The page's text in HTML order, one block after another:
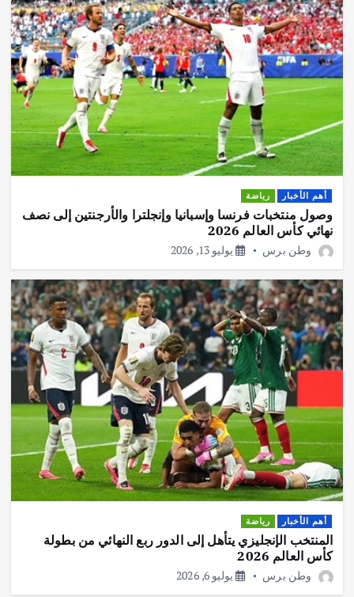
أهم الأخبار رياضة
وصول منتخبات فرنسا وإسبانيا وإنجلترا والأرجنتين إلى نصف
نهائي كأس العالم 2026
وطن برس يوليو 13, 2026
أهم الأخبار رياضة
المنتخب الإنجليزي يتأهل إلى الدور ربع النهائي من بطولة
كأس العالم 2026
وطن برس يوليو 6, 2026